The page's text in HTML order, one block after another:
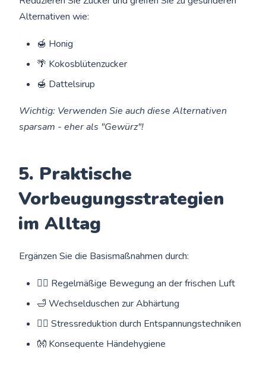
Alternativen wie:
🍯 Honig
🌴 Kokosblütenzucker
🍯 Dattelsirup
Wichtig: Verwenden Sie auch diese Alternativen
sparsam - eher als "Gewürz"!
5. Praktische
Vorbeugungsstrategien
im Alltag
Ergänzen Sie die Basismaßnahmen durch:
🏃‍♂️ Regelmäßige Bewegung an der frischen Luft
🛁 Wechselduschen zur Abhärtung
🧘‍♀️ Stressreduktion durch Entspannungstechniken
👐 Konsequente Händehygiene